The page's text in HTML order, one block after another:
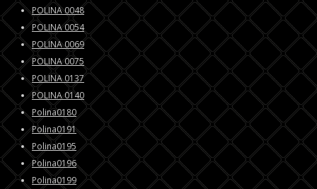
POLINA 0048
POLINA 0054
POLINA 0069
POLINA 0075
POLINA 0137
POLINA 0140
Polina0180
Polina0191
Polina0195
Polina0196
Polina0199